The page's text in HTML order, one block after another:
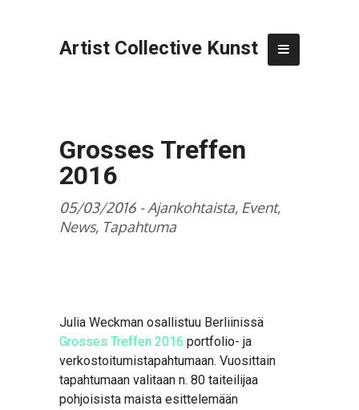
Artist Collective Kunst
Grosses Treffen
2016
05/03/2016 -Ajankohtaista, Event,
News, Tapahtuma
Julia Weckman osallistuu Berliinissä
Grosses Treffen 2016 portfolio- ja
verkostoitumistapahtumaan. Vuosittain
tapahtumaan valitaan n. 80 taiteilijaa
pohjoisista maista esittelemään